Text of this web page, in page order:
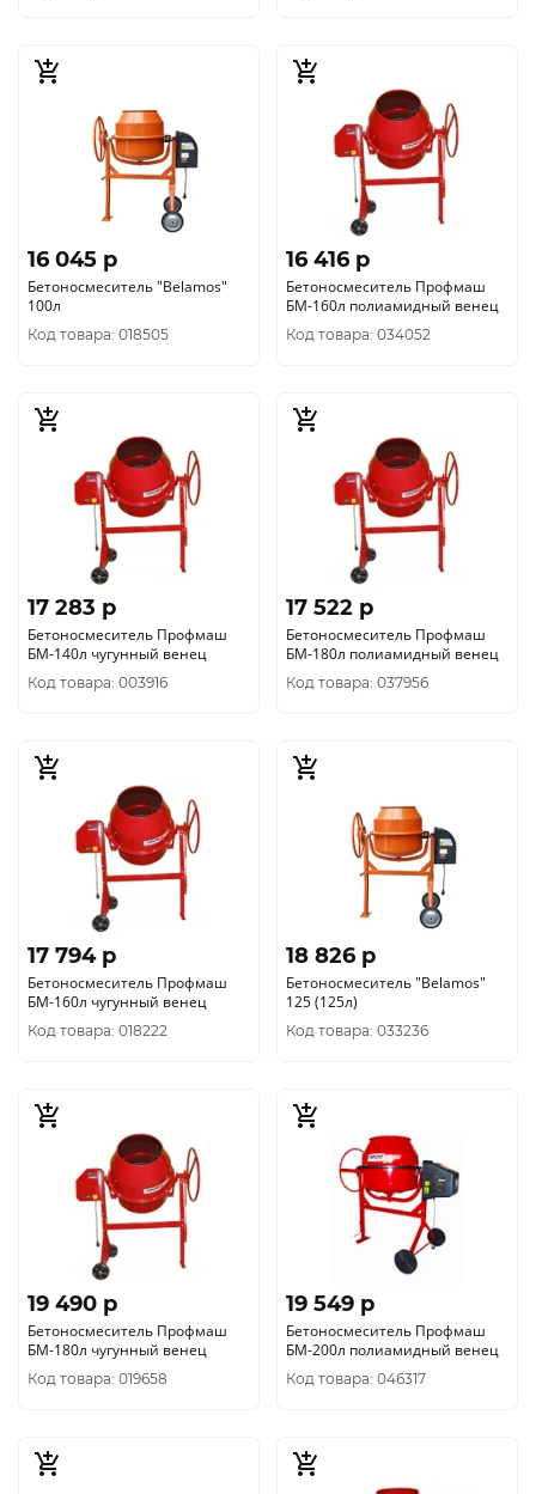
16 045 p
Бетоносмеситель "Belamos"
100л
Код товара: 018505
16 416 p
Бетоносмеситель Профмаш
БМ-160л полиамидный венец
Код товара: 034052
17 283 p
Бетоносмеситель Профмаш
БМ-140л чугунный венец
Код товара: 003916
17 522 p
Бетоносмеситель Профмаш
БМ-180л полиамидный венец
Код товара: 037956
17 794 p
Бетоносмеситель Профмаш
БМ-160л чугунный венец
Код товара: 018222
18 826 p
Бетоносмеситель "Belamos"
125 (125л)
Код товара: 033236
19 490 p
Бетоносмеситель Профмаш
БМ-180л чугунный венец
Код товара: 019658
19 549 p
Бетоносмеситель Профмаш
БМ-200л полиамидный венец
Код товара: 046317